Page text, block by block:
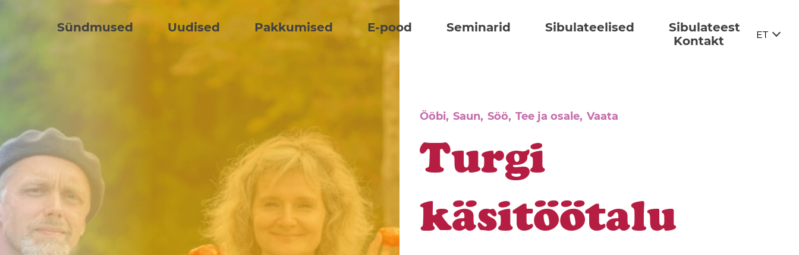
Sündmused Uudised Pakkumised E-pood Seminarid Sibulateelised
Sibulateest
Kontakt
ET
Ööbi, Saun, Söö, Tee ja osale, Vaata
Turgi
käsitöötalu